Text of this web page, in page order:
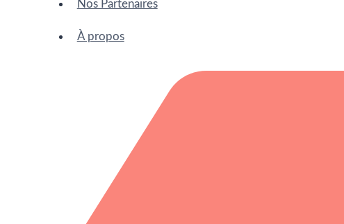
Nos Partenaires
À propos